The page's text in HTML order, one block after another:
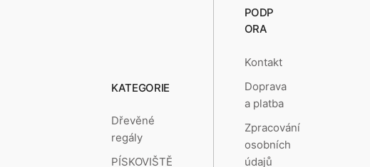
KATEGORIE
Dřevěné
regály
PÍSKOVIŠTĚ
PODP
ORA
Kontakt
Doprava
a platba
Zpracování
osobních
údajů